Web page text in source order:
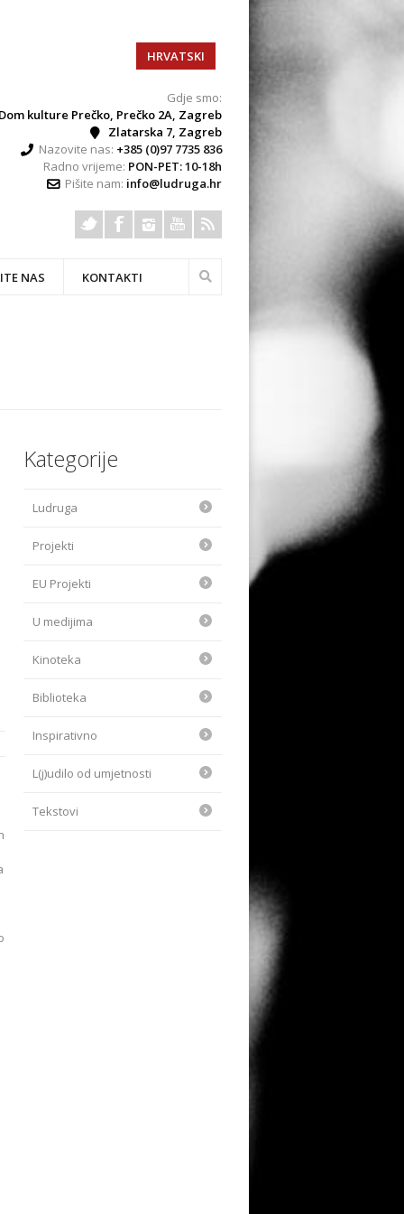
HRVATSKI
Gdje smo:
kulture Prečko, Prečko 2A, Zagreb
Zlatarska 7, Zagreb
Nazovite nas: +385 (0)97 7735 836
Radno vrijeme: PON-PET: 10-18h
Pišite nam: info@ludruga.hr
NAS KONTAKTI
Kategorije
Ludruga
Projekti
EU Projekti
U medijima
Kinoteka
Biblioteka
Inspirativno
L(j)udilo od umjetnosti
Tekstovi